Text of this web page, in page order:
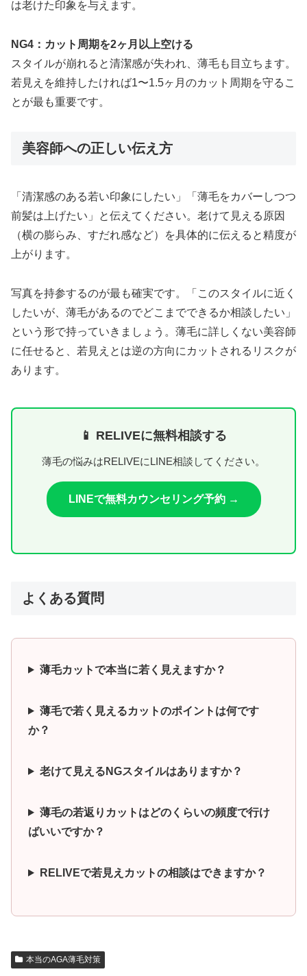
は老けた印象を与えます。
NG4：カット周期を2ヶ月以上空ける
スタイルが崩れると清潔感が失われ、薄毛も目立ちます。
若見えを維持したければ1〜1.5ヶ月のカット周期を守るこ
とが最も重要です。
美容師への正しい伝え方
「清潔感のある若い印象にしたい」「薄毛をカバーしつつ
前髪は上げたい」と伝えてください。老けて見える原因
（横の膨らみ、すだれ感など）を具体的に伝えると精度が
上がります。
写真を持参するのが最も確実です。「このスタイルに近く
したいが、薄毛があるのでどこまでできるか相談したい」
という形で持っていきましょう。薄毛に詳しくない美容師
に任せると、若見えとは逆の方向にカットされるリスクが
あります。
📱 RELIVEに無料相談する
薄毛の悩みはRELIVEにLINE相談してください。
LINEで無料カウンセリング予約 →
よくある質問
薄毛カットで本当に若く見えますか？
薄毛で若く見えるカットのポイントは何です
か？
老けて見えるNGスタイルはありますか？
薄毛の若返りカットはどのくらいの頻度で行け
ばいいですか？
RELIVEで若見えカットの相談はできますか？
本当のAGA薄毛対策